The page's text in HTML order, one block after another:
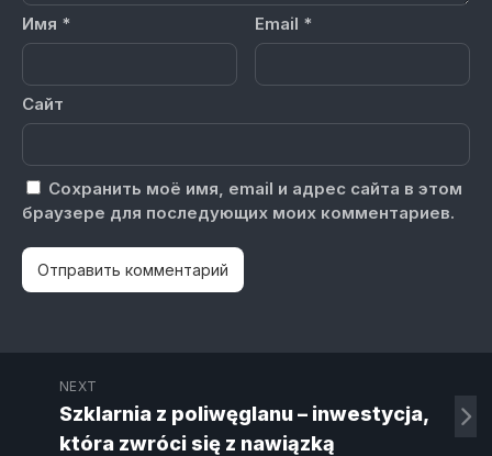
Имя * Email *
Сайт
Сохранить моё имя, email и адрес сайта в этом
браузере для последующих моих комментариев.
NEXT
Szklarnia z poliwęglanu – inwestycja,
która zwróci się z nawiązką